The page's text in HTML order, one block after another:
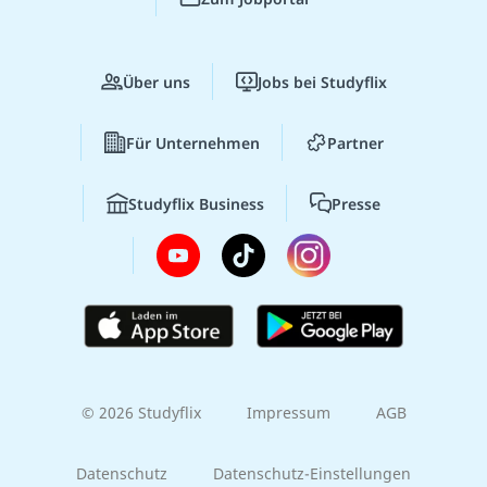
Über uns Jobs bei Studyflix
Für Unternehmen Partner
Studyflix Business Presse
© 2026 Studyflix Impressum AGB
Datenschutz Datenschutz-Einstellungen